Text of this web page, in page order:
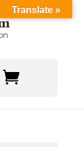
Translate »